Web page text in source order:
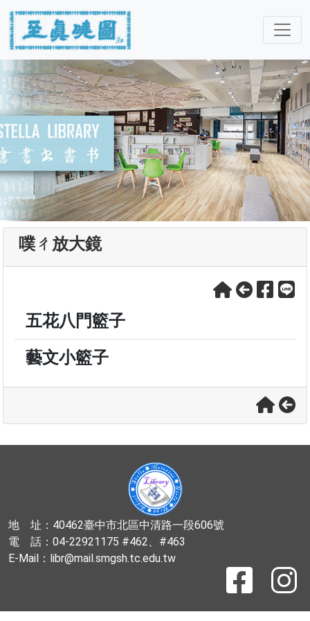
噗ㄔ放大鏡
五花八門籃子
藝文小籃子
地 址：40462臺中市北區中清路一段606號
電 話：04-22921175 #462、#463
E-Mail：libr@mail.smgsh.tc.edu.tw